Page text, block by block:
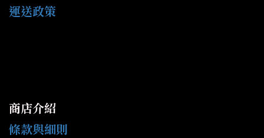
運送政策
商店介紹
條款與細則